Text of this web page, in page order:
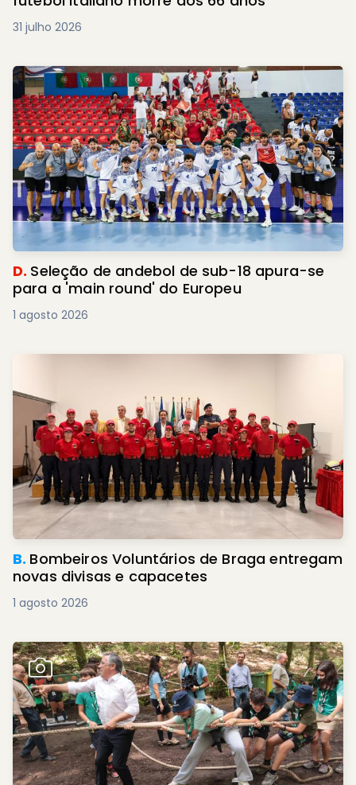
31 julho 2026
D. Seleção de andebol de sub-18 apura-se
para a 'main round' do Europeu
1 agosto 2026
B. Bombeiros Voluntários de Braga entregam
novas divisas e capacetes
1 agosto 2026